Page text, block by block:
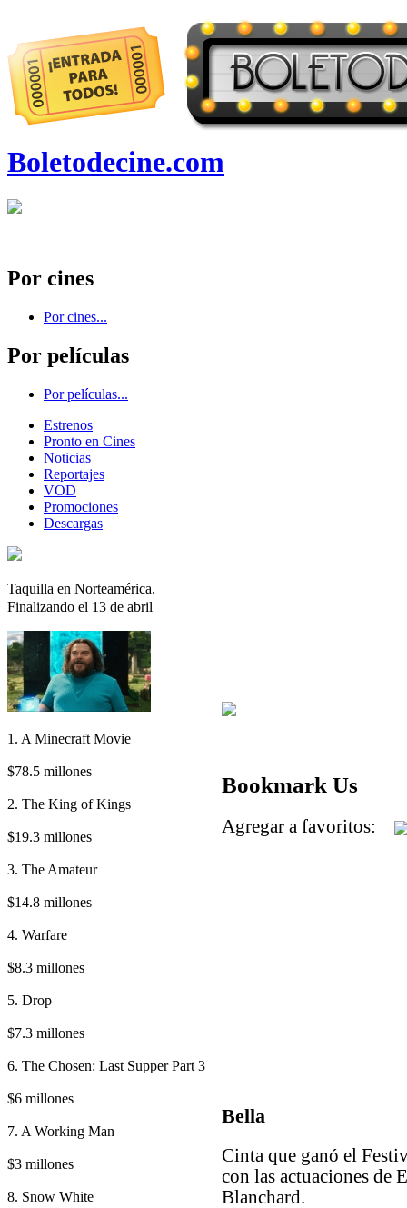
Boletodecine.com
Por cines
Por cines...
Por películas
Por películas...
Estrenos
Pronto en Cines
Noticias
Reportajes
VOD
Promociones
Descargas
Taquilla en Norteamérica.
Finalizando el 13 de abril
1. A Minecraft Movie
$78.5 millones
2. The King of Kings
$19.3 millones
3. The Amateur
$14.8 millones
4. Warfare
$8.3 millones
5. Drop
$7.3 millones
6. The Chosen: Last Supper Part 3
$6 millones
7. A Working Man
$3 millones
8. Snow White
Bookmark Us
Agregar a favoritos:
Bella
Cinta que ganó el
con las actuaciones de
Blanchard.